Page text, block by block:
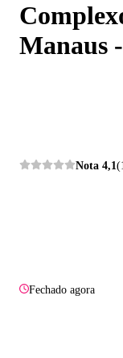
Manaus
Nota 4,1
Fechado agora